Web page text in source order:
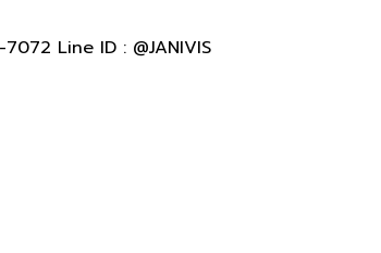
Line ID : @JANIVIS